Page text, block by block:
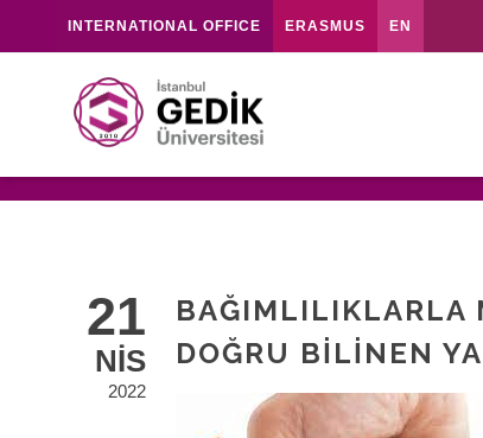
INTERNATIONAL OFFICE ERASMUS EN
21
NIS
2022
BAĞIMLILIKLARLA
DOĞRU BILINEN